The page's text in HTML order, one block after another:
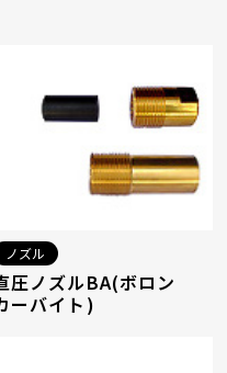
ノズル
圧ノズルBA(ボロン
ーバイト)